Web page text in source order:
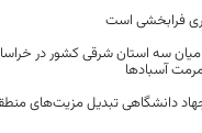
فرابخشی است
میان سه استان شرقی کشور در
مرمت آسبادها
دانشگاهی تبدیل مزیت‌های